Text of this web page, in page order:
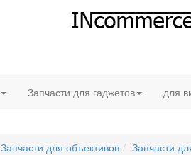
Запчасти для гаджетов для
Запчасти для объективов Запчасти